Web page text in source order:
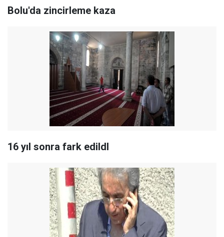
Bolu'da zincirleme kaza
16 yıl sonra fark edildl